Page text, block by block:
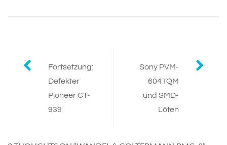
Post
navigation
Fortsetzung:
Defekter
Pioneer CT-
939
Sony PVM-
6041QM
und SMD-
Löten